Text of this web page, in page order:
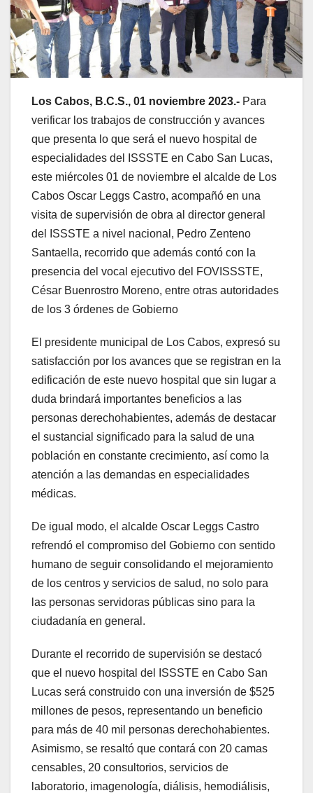
Los Cabos, B.C.S., 01 noviembre 2023.- Para
verificar los trabajos de construcción y avances
que presenta lo que será el nuevo hospital de
especialidades del ISSSTE en Cabo San Lucas,
este miércoles 01 de noviembre el alcalde de Los
Cabos Oscar Leggs Castro, acompañó en una
visita de supervisión de obra al director general
del ISSSTE a nivel nacional, Pedro Zenteno
Santaella, recorrido que además contó con la
presencia del vocal ejecutivo del FOVISSSTE,
César Buenrostro Moreno, entre otras autoridades
de los 3 órdenes de Gobierno
El presidente municipal de Los Cabos, expresó su
satisfacción por los avances que se registran en la
edificación de este nuevo hospital que sin lugar a
duda brindará importantes beneficios a las
personas derechohabientes, además de destacar
el sustancial significado para la salud de una
población en constante crecimiento, así como la
atención a las demandas en especialidades
médicas.
De igual modo, el alcalde Oscar Leggs Castro
refrendó el compromiso del Gobierno con sentido
humano de seguir consolidando el mejoramiento
de los centros y servicios de salud, no solo para
las personas servidoras públicas sino para la
ciudadanía en general.
Durante el recorrido de supervisión se destacó
que el nuevo hospital del ISSSTE en Cabo San
Lucas será construido con una inversión de $525
millones de pesos, representando un beneficio
para más de 40 mil personas derechohabientes.
Asimismo, se resaltó que contará con 20 camas
censables, 20 consultorios, servicios de
laboratorio, imagenología, diálisis, hemodiálisis,